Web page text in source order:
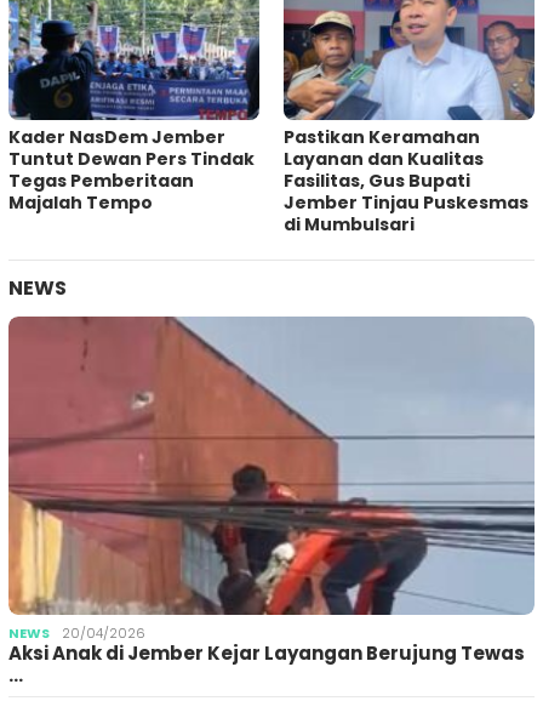
Kader NasDem Jember
Tuntut Dewan Pers Tindak
Tegas Pemberitaan
Majalah Tempo
Pastikan Keramahan
Layanan dan Kualitas
Fasilitas, Gus Bupati
Jember Tinjau Puskesmas
di Mumbulsari
NEWS
NEWS 20/04/2026
Aksi Anak di Jember Kejar Layangan Berujung Tewas
…